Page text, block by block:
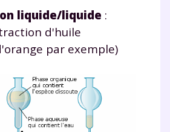
liquide/liquide :
d'huile
par exemple)